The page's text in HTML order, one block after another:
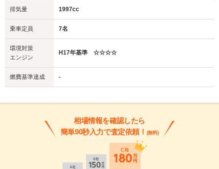
排気量 1997cc
乗車定員 7名
環境対策
エンジン
H17年基準 ☆☆☆☆
燃費基準達成 -
相場情報を確認したら
簡単90秒入力で査定依頼！ (無料)